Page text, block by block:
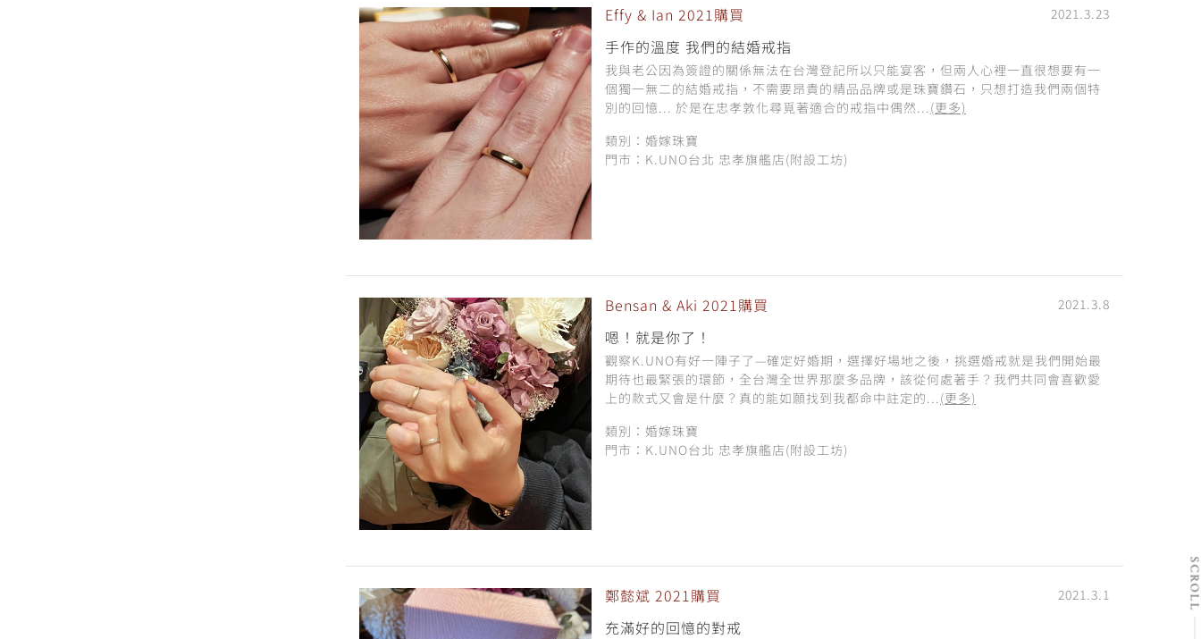
Effy & Ian 2021購買 2021.3.23
手作的溫度 我們的結婚戒指
我與老公因為簽證的關係無法在台灣登記所以只能宴客，但兩人心裡一直很想要有一
個獨一無二的結婚戒指，不需要昂貴的精品品牌或是珠寶鑽石，只想打造我們兩個特
別的回憶... 於是在忠孝敦化尋覓著適合的戒指中偶然... (更多)
類別：婚嫁珠寶
門市：K.UNO台北 忠孝旗艦店(附設工坊)
Bensan & Aki 2021購買 2021.3.8
嗯！就是你了！
觀察K.UNO有好一陣子了—確定好婚期，選擇好場地之後，挑選婚戒就是我們開始最
期待也最緊張的環節，全台灣全世界那麼多品牌，該從何處著手？我們共同會喜歡愛
上的款式又會是什麼？真的能如願找到我都命中註定的... (更多)
類別：婚嫁珠寶
門市：K.UNO台北 忠孝旗艦店(附設工坊)
鄭懿斌 2021購買 2021.3.1
充滿好的回憶的對戒